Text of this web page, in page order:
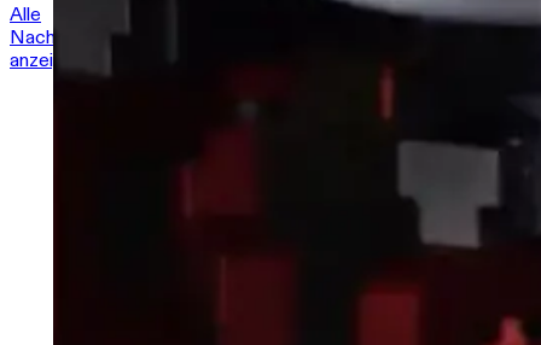
Alle
Nachrichten
anzeigen